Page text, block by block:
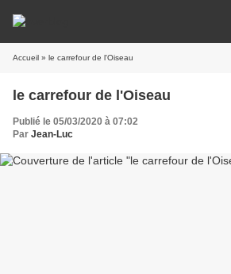
Accueil » le carrefour de l'Oiseau
le carrefour de l'Oiseau
Publié le 05/03/2020 à 07:02
Par Jean-Luc